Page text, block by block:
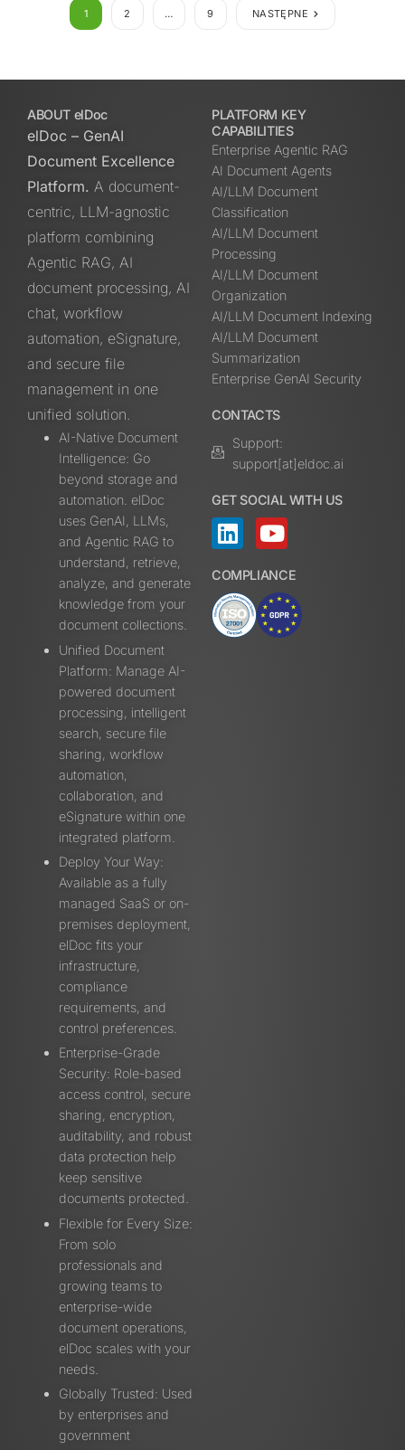
1 2 … 9 NASTĘPNE
ABOUT elDoc
elDoc – GenAI
Document Excellence
Platform. A document-
centric, LLM-agnostic
platform combining
Agentic RAG, AI
document processing, AI
chat, workflow
automation, eSignature,
and secure file
management in one
unified solution.
AI-Native Document
Intelligence: Go
beyond storage and
automation. elDoc
uses GenAI, LLMs,
and Agentic RAG to
understand, retrieve,
analyze, and generate
knowledge from your
document collections.
Unified Document
Platform: Manage AI-
powered document
processing, intelligent
search, secure file
sharing, workflow
automation,
collaboration, and
eSignature within one
integrated platform.
Deploy Your Way:
Available as a fully
managed SaaS or on-
premises deployment,
elDoc fits your
infrastructure,
compliance
requirements, and
control preferences.
Enterprise-Grade
Security: Role-based
access control, secure
sharing, encryption,
auditability, and robust
data protection help
keep sensitive
documents protected.
Flexible for Every Size:
From solo
professionals and
growing teams to
enterprise-wide
document operations,
elDoc scales with your
needs.
Globally Trusted: Used
by enterprises and
government
PLATFORM KEY
CAPABILITIES
Enterprise Agentic RAG
AI Document Agents
AI/LLM Document
Classification
AI/LLM Document
Processing
AI/LLM Document
Organization
AI/LLM Document Indexing
AI/LLM Document
Summarization
Enterprise GenAI Security
CONTACTS
Support:
support[at]eldoc.ai
GET SOCIAL WITH US
COMPLIANCE